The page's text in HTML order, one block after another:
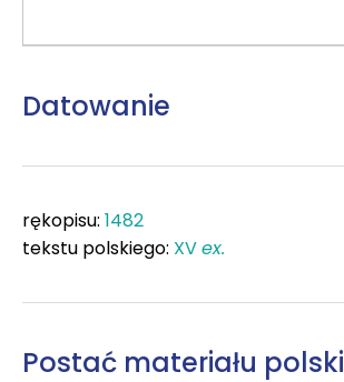
Datowanie
rękopisu: 1482
tekstu polskiego: XVex.
Postać materiału